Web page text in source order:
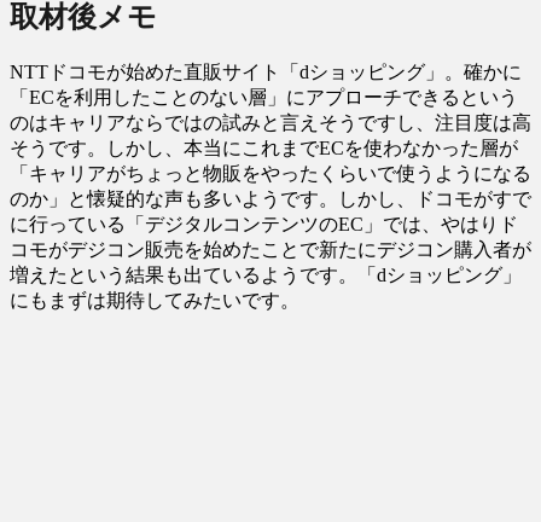
取材後メモ
NTTドコモが始めた直販サイト「dショッピング」。確かに
「ECを利用したことのない層」にアプローチできるという
のはキャリアならではの試みと言えそうですし、注目度は高
そうです。しかし、本当にこれまでECを使わなかった層が
「キャリアがちょっと物販をやったくらいで使うようになる
のか」と懐疑的な声も多いようです。しかし、ドコモがすで
に行っている「デジタルコンテンツのEC」では、やはりド
コモがデジコン販売を始めたことで新たにデジコン購入者が
増えたという結果も出ているようです。「dショッピング」
にもまずは期待してみたいです。